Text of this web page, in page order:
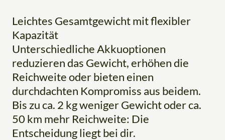
Leichtes Gesamtgewicht mit flexibler
Kapazität
Unterschiedliche Akkuoptionen
reduzieren das Gewicht, erhöhen die
Reichweite oder bieten einen
durchdachten Kompromiss aus beidem.
Bis zu ca. 2 kg weniger Gewicht oder ca.
50 km mehr Reichweite: Die
Entscheidung liegt bei dir.